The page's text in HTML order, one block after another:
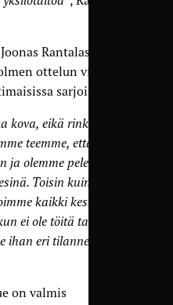
Rantalassa
ottelun viikkoja
sarjoissakin.
kova, eikä rinki ole
teemme, että pelien
olemme peleissä
Toisin kuin
kaikki keskittyä
ei ole töitä tai koulua
ihan eri tilanne”
on valmis